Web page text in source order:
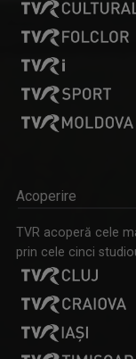
Acoperire
TVR acoperă cele
prin cele cinci